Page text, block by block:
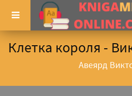
Клетка короля -
Авеярд